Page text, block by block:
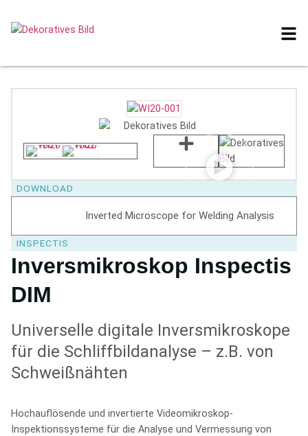
DOWNLOAD
Inverted Microscope for Welding Analysis
INSPECTIS
Inversmikroskop Inspectis
DIM
Universelle digitale Inversmikroskope
für die Schliffbildanalyse – z.B. von
Schweißnähten
Hochauflösende und invertierte Videomikroskop-
Inspektionssysteme für die Analyse und Vermessung von